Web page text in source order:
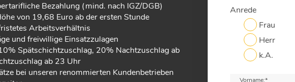
Anrede
Frau
Herr
k.A.
Vorname:*
Bezahlung (mind. nach IGZ/DGB)
von 19,68 Euro ab der ersten Stunde
Arbeitsverhältnis
und freiwillige Einsatzzulagen
Spätschichtzuschlag, 20% Nachtzuschlag ab
ab 23 Uhr
bei unseren renommierten Kundenbetrieben